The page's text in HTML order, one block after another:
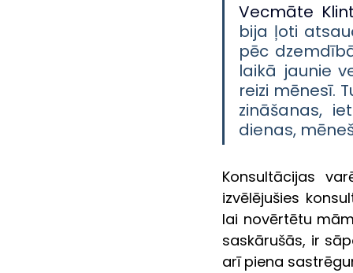
Vecmāte
bija ļoti
pēc
laikā jaunie
reizi mēnesī.
zināšanas,
dienas,
Konsultācijas
izvēlējušies
lai novērtētu
saskārušās, ir
arī piena